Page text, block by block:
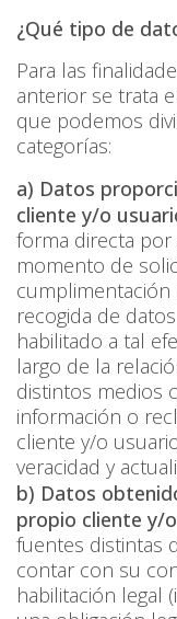
¿Qué tipo de
Para las
anterior se trata
que podemos
categorías:
a) Datos
cliente y/o
forma directa por
momento de
recogida de
habilitado a tal
largo de la
distintos medios
información o
cliente y/o
veracidad y
b) Datos
propio cliente y/
fuentes distintas
contar con su
habilitación legal